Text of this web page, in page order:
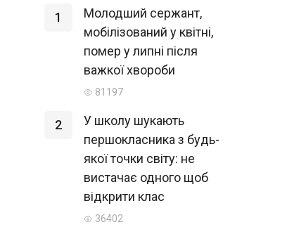
1
Молодший сержант,
мобілізований у квітні,
помер у липні після
важкої хвороби
81197
2
У школу шукають
першокласника з будь-
якої точки світу: не
вистачає одного щоб
відкрити клас
36402